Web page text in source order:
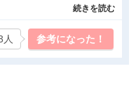
のでガソリンスタンドで
選ぶと思います。
見通しはあまり良くない
も購入の大事な条件でし
満足のいく数字になりま
続きを読む
参考になった！
人